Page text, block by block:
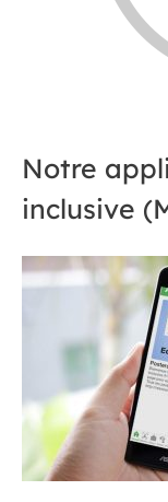
Notre
inclusive